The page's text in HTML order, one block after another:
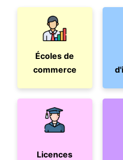
Écoles de
commerce
Licences